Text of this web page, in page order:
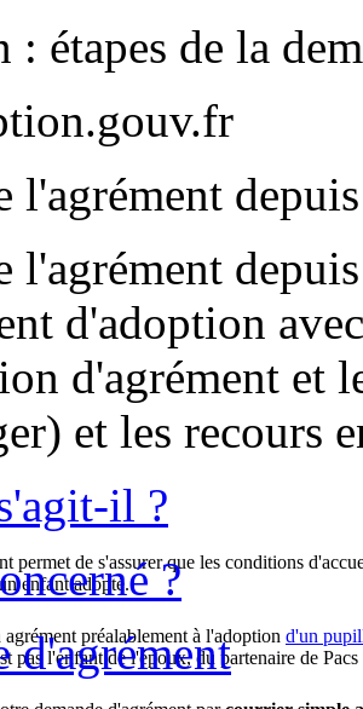
étapes de la
l'agrément
l'agrément
d'adoption
d'agrément et
et les recours
il ?
permet de s'assurer que les conditions
enfant adopté.
?
préalablement à l'adoption d'un
pas l'enfant de l'époux, du partenaire de
d'agrément